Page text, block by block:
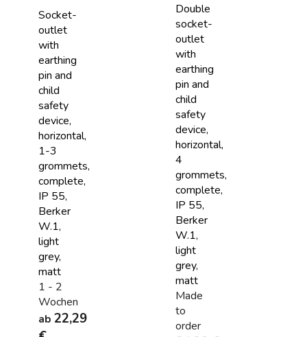
Socket-
outlet
with
earthing
pin and
child
safety
device,
horizontal,
1-3
grommets,
complete,
IP 55,
Berker
W.1,
light
grey,
matt
1 - 2
Wochen
ab 22,29
Double
socket-
outlet
with
earthing
pin and
child
safety
device,
horizontal,
4
grommets,
complete,
IP 55,
Berker
W.1,
light
grey,
matt
Made
to
order